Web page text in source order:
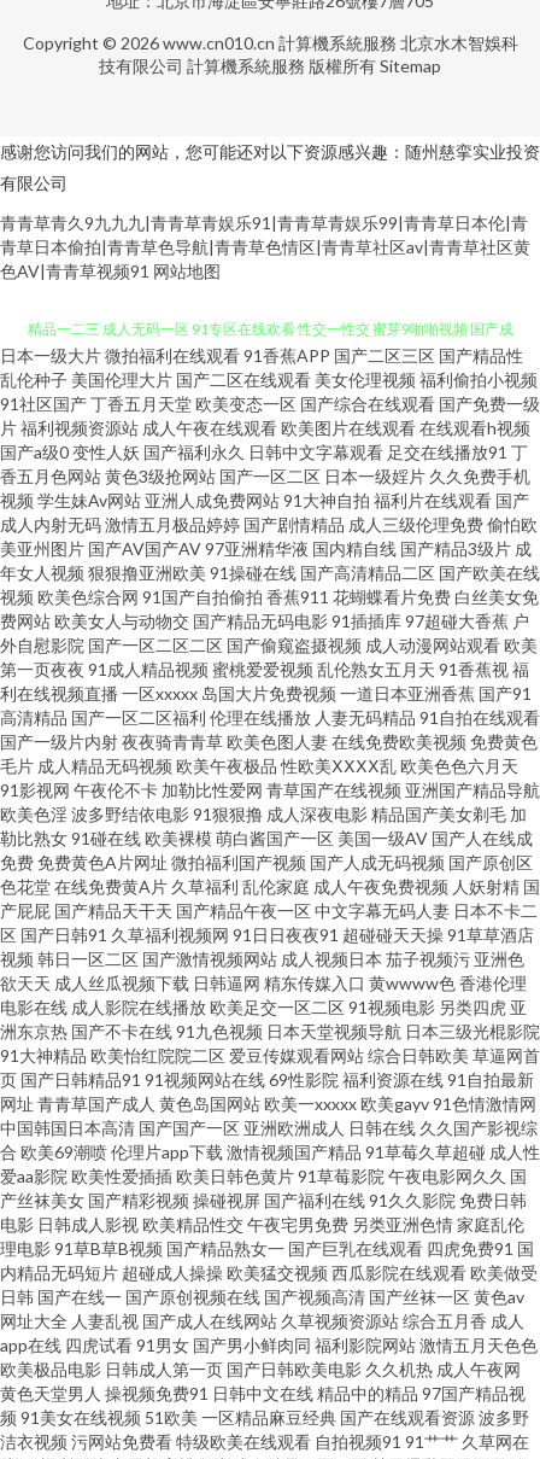
Copyright © 2026www.cn010.cn 計算機系統服務 北京水木智娛科
技有限公司 計算機系統服務 版權所有Sitemap
感谢您访问我们的网站，您可能还对以下资源感兴趣：随州慈挛实业投资
有限公司
青青草青久9九九九|青青草青娱乐91|青青草青娱乐99|青青草日本伦|青
青草日本偷拍|青青草色导航|青青草色情区|青青草社区av|青青草社区黄
色AV|青青草视频91 网站地图
韩日欧av 91视频观看网站 婷婷五月天堂 日韩av线路 国产福利社在线 中日韩
精品一二三 成人无码一区 91专区在线欢看 性交一性交 蜜芽9啪啪视频 国产成
人超碰97 91永久入口网址 丝袜91视频 久久伊人欧洲 超碰在线看 AD毛毛片
中文字幕黄色 人妖毛片 久久草国产 超碰碰影院 午夜男人天堂影院 午夜小福
利 久久丁香网 欧美黄色网 国产欧美 91cn入口 日韩AV成人网 久草国产精品视
频 国产在线91网站 99超碰久 香蕉超碰 久久只有这里有 超碰97影院 伊人成人
影视综合 欧美欧美欧美 超碰婷婷色 国产久草小视频 91蜜臀不卡 青青草好吊
色 超碰在线资源站 婷婷基地qvod 欧美A∨在线观看 成人免费人妖AA 在线观
看国产成年 日韩欧美A片 精品超碰福利 91在线bb 日韩性交网站 国产熟女性
爱网站 99热爱豆 天天拍液夜拍 久久老司机AV 草青青网站 午夜影院7763 免
费熟女av 福利在线播放1 AV天堂福利 婷婷一区二区 九一黄站福利导航 成人
三级免费网站 伊人网影院 欧美AⅤ综合观看 超碰人人操91 91国内视频 日本一
本视频 九一黄色免费网站 AV福利页 污视频在线观看 欧美性网 国产福利导航
第 91中文视频在线 天堂少女视频 欧美99导航 国产三级片在线观 97午夜伦理
丝袜91窝 精品勉费无码久久 超碰先锋影音 成人高清无码 自慰黄色在线看 深
夜福利导航站 久久色网 www国产噜噜 在线电影黄色 色综合超碰 欧美a在线视
频 超碰人人自拍 91成人天蚕 日韩97 久草资源部 AV导航福利院 午夜18禁91
老湿机av 肏屄爽片 91免费WWW 少妇综合网 天天色图 久久伊人艹 超碰人人
日本一级大片微拍福利在线观看91香蕉APP 国产二区三区 国产精品性
乱伦种子 美国伦理大片 国产二区在线观看 美女伦理视频 福利偷拍小视频
91社区国产丁香五月天堂欧美变态一区 国产综合在线观看 国产免费一级
片福利视频资源站 成人午夜在线观看欧美图片在线观看在线观看h视频
国产a级0变性人妖 国产福利永久 日韩中文字幕观看 足交在线播放91 丁
香五月色网站黄色3级抢网站 国产一区二区 日本一级婬片 久久免费手机
视频 学生妹Av网站 亚洲人成免费网站91大神自拍 福利片在线观看 国产
成人内射无码激情五月极品婷婷 国产剧情精品 成人三级伦理免费偷怕欧
美亚州图片 国产AV国产AV97亚洲精华液 国内精自线 国产精品3级片 成
年女人视频 狠狠撸亚洲欧美 91操碰在线 国产高清精品二区 国产欧美在线
视频 欧美色综合网 91国产自拍偷拍 香蕉911 花蝴蝶看片免费 白丝美女免
费网站欧美女人与动物交 国产精品无码电影91插插库97超碰大香蕉 户
外自慰影院 国产一区二区二区 国产偷窥盗摄视频 成人动漫网站观看欧美
第一页夜夜 91成人精品视频 蜜桃爱爱视频 乱伦熟女五月天 91香蕉视福
利在线视频直播 一区xxxxx 岛国大片免费视频 一道日本亚洲香蕉 国产91
高清精品 国产一区二区福利 伦理在线播放 人妻无码精品 91自拍在线观看
国产一级片内射夜夜骑青青草欧美色图人妻在线免费欧美视频 免费黄色
毛片 成人精品无码视频 欧美午夜极品 性欧美ⅩⅩⅩⅩ乱欧美色色六月天
91影视网 午夜伦不卡 加勒比性爱网 青草国产在线视频 亚洲国产精品导航
欧美色淫波多野结依电影91狠狠撸 成人深夜电影精品国产美女剃毛 加
勒比熟女91碰在线欧美裸模萌白酱国产一区 美国一级AV 国产人在线成
免费免费黄色A片网址 微拍福利国产视频 国产人成无码视频 国产原创区
色花堂在线免费黄A片 久草福利 乱伦家庭 成人午夜免费视频 人妖射精 国
产屁屁 国产精品天干天 国产精品午夜一区中文字幕无码人妻 日本不卡二
区 国产日韩91 久草福利视频网 91日日夜夜91 超碰碰天天操91草草酒店
视频 韩日一区二区 国产激情视频网站 成人视频日本 茄子视频污 亚洲色
欲天天 成人丝瓜视频下载 日韩逼网 精东传媒入口 黄wwww色香港伦理
电影在线 成人影院在线播放欧美足交一区二区91视频电影 另类四虎 亚
洲东京热 国产不卡在线91九色视频 日本天堂视频导航 日本三级光棍影院
91大神精品 欧美怡红院院二区 爱豆传媒观看网站综合日韩欧美 草逼网首
页 国产日韩精品91 91视频网站在线69性影院 福利资源在线91自拍最新
网址 青青草国产成人 黄色岛国网站欧美一xxxxx欧美gayv91色情激情网
中国韩国日本高清 国产国产一区 亚洲欧洲成人 日韩在线 久久国产影视综
合 欧美69潮喷伦理片app下载 激情视频国产精品 91草莓久草超碰 成人性
爱aa影院 欧美性爱插插欧美日韩色黄片91草莓影院 午夜电影网久久 国
产丝袜美女 国产精彩视频 操碰视屏 国产福利在线91久久影院 免费日韩
电影 日韩成人影视欧美精品性交午夜宅男免费 另类亚洲色情家庭乱伦
理电影91草B草B视频 国产精品熟女一 国产巨乳在线观看 四虎免费91 国
内精品无码短片 超碰成人操操欧美猛交视频 西瓜影院在线观看欧美做受
日韩 国产在线一 国产原创视频在线 国产视频高清 国产丝袜一区黄色av
网址大全 人妻乱视 国产成人在线网站 久草视频资源站综合五月香 成人
app在线 四虎试看91男女 国产男小鲜肉同 福利影院网站激情五月天色色
欧美极品电影 日韩成人第一页 国产日韩欧美电影 久久机热 成人午夜网
黄色天堂男人 操视频免费91 日韩中文在线精品中的精品 97国产精品视
频 91美女在线视频 51欧美 一区精品麻豆经典 国产在线观看资源波多野
洁衣视频 污网站免费看特级欧美在线观看 自拍视频91 91艹艹 久草网在